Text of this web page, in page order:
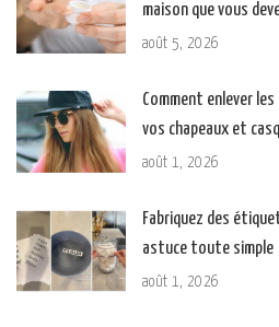
maison que vous
août 5, 2026
Comment enlever
vos chapeaux et
août 1, 2026
Fabriquez des
astuce toute simple
août 1, 2026